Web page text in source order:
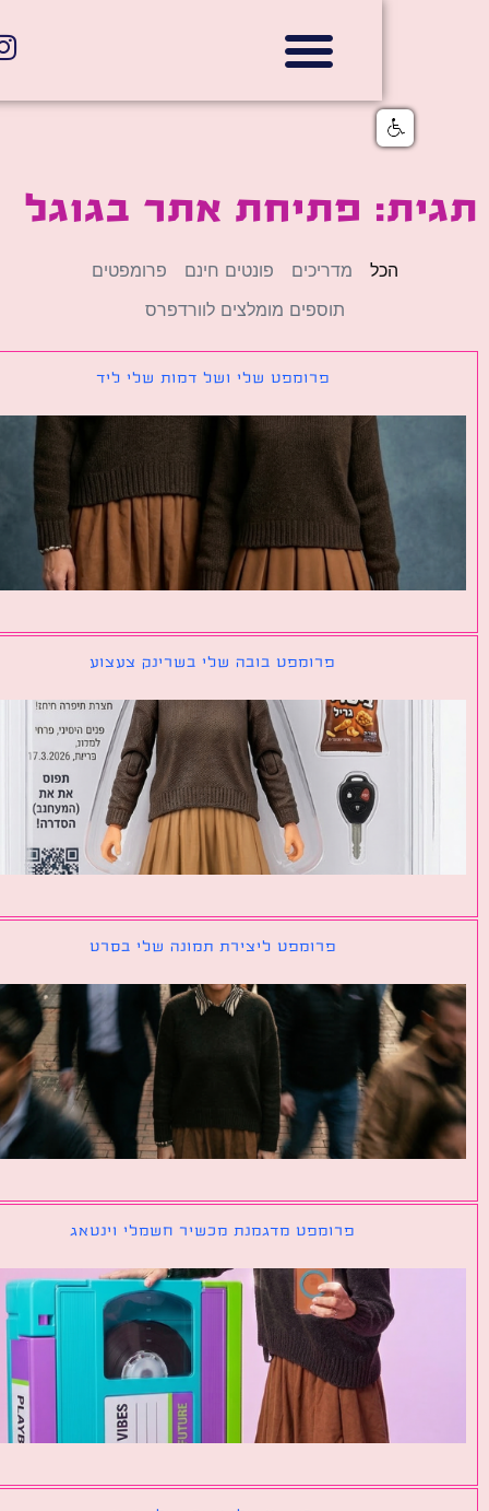
פתיחת אתר בגוגל
מדריכים פונטים חינם
פרומפטים
תוספים מומלצים לוורדפרס
פרומפט שלי ושל דמות שלי ליד
פרומפט בובה שלי בשרינק צעצוע
פרומפט ליצירת תמונה שלי בסרט
פרומפט מדגמנת מכשיר חשמלי וינטאג